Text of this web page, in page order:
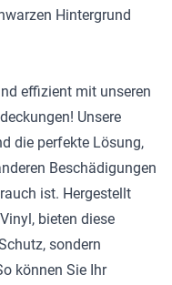
Hintergrund
effizient mit unseren
Unsere
die perfekte Lösung,
Beschädigungen
ist. Hergestellt
bieten diese
sondern
können Sie Ihr